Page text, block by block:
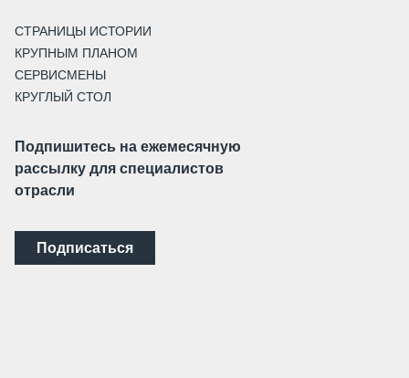
СТРАНИЦЫ ИСТОРИИ
КРУПНЫМ ПЛАНОМ
СЕРВИСМЕНЫ
КРУГЛЫЙ СТОЛ
Подпишитесь на ежемесячную
рассылку для специалистов
отрасли
Подписаться